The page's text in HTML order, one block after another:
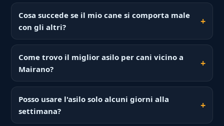
Cosa succede se il mio cane si comporta male
con gli altri?
Come trovo il miglior asilo per cani vicino a
Mairano?
Posso usare l'asilo solo alcuni giorni alla
settimana?